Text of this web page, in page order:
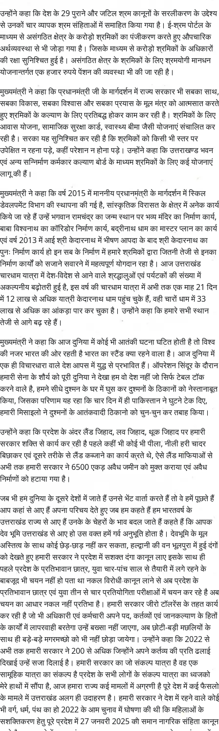
उन्होंने कहा कि देश के 29 पुराने और जटिल श्रम कानूनों के सरलीकरण के उद्देश्य
से उनकों चार व्यापक श्रम संहिताओं में समाहित किया गया है। ई-श्रम पोर्टल के
माध्यम से असंगठित क्षेत्र के करोड़ो श्रमिकों का पंजीकरण करते हुए औपचारिक
अर्थव्यवस्था से भी जोड़ा गया है। जिसके माध्यम से करोड़ो श्रमिकों के अधिकारों
की रक्षा सुनिश्चित हुई है। असंगठित क्षेत्र के श्रमिकों के लिए श्रमयोगी मानधन
योजनान्तर्गत एक हजार रुपये पेंशन की व्यवस्था भी की जा रही है।
मुख्यमंत्री ने कहा कि प्रधानमंत्री जी के मार्गदर्शन में राज्य सरकार भी सबका साथ,
सबका विकास, सबका विश्वास और सबका प्रयास के मूल मंत्र को आत्मसात करते
हुए श्रमिकों के कल्याण के लिए प्रतिबद्ध होकर काम कर रही है। श्रमिकों के लिए
आवास योजना, सामाजिक सुरक्षा कार्ड, स्वास्थ्य बीमा जैसी योजनाएं संचालित कर
रही है। सरका यह सुनिश्चित कर रही है कि श्रमिकों को किसी भी स्तर पर
उपेक्षित न रहना पड़े, कहीं परेशान न होना पड़े। उन्होंने कहा कि उत्तराखण्ड भवन
एवं अन्य सन्निर्माण कर्मकार कल्याण बोर्ड के माध्यम श्रमिकों के लिए कई योजनाएं
लागू की हैं।
मुख्यमंत्री ने कहा कि वर्ष 2015 में माननीय प्रधानमंत्री के मार्गदर्शन में स्किल
डेवलपमेंट विभाग की स्थापना की गई है, सांस्कृतिक विरासत के क्षेत्र में अनेक कार्य
किये जा रहे हैं उन्हें भगवान रामचंद्र का जन्म स्थान पर भव्य मंदिर का निर्माण कार्य,
बाबा विश्वनाथ का कॉरिडोर निर्माण कार्य, बद्रीनाथ धाम का मास्टर प्लान का कार्य
एवं वर्ष 2013 में आई श्री केदारनाथ में भीषण आपदा के बाद श्री केदारनाथ का
पुनः निर्माण कार्य हो इन सब के निर्माण में हमारे श्रमिकों द्वारा जितनी तेजी से इनका
निर्माण कार्यों को सजाने सवारने में महत्वपूर्ण योगदान रहा है। आज उत्तराखंड
चारधाम यात्रा में देश-विदेश से आने वाले श्रद्धालुओं एवं पर्यटकों की संख्या में
अकल्पनीय बढ़ोतरी हुई है, इस वर्ष की चारधाम यात्रा में अभी तक एक माह 21 दिन
में 12 लाख से अधिक यात्री केदारनाथ धाम पहुंच चुके हैं, वही चारों धाम में 33
लाख से अधिक का आंकड़ा पार कर चुका है। उन्होंने कहा कि हमारे सभी स्थान
तेजी से आगे बढ़ रहे हैं।
मुख्यमंत्री ने कहा कि आज दुनिया में कोई भी आतंकी घटना घटित होती है तो विश्व
की नजर भारत की ओर रहती है भारत का स्टैंड क्या रहने वाला है। आज दुनिया में
एक ही विचारधारा वाले देश आपस में युद्ध से प्रभावित हैं। ऑपरेशन सिंदूर के दौरान
हमारी सेना के शौर्य को पूरी दुनिया ने देखा हम वो देश नहीं जो सिर्फ टेबल टॉक
करने वाले है, हमने सीधे दुश्मन के घर में घुस कर दुश्मनों के ठिकानों को नेस्तानाबूत
किया, जिसका परिणाम यह रहा कि चार दिन में ही पाकिस्तान ने घुटने टेक दिए,
हमारी मिसाइलो ने दुश्मनों के आतंकवादी ठिकानो को चुन-चुन कर तबाह किया।
उन्होंने कहा कि प्रदेश के अंदर लैंड जिहाद, लव जिहाद, थूक जिहाद पर हमारी
सरकार शक्ति से कार्य कर रही है पहले कहीं भी कोई भी पीला, नीली हरी चादर
बिछाकर एवं दूसरे तरीके से लैंड कब्जाने का कार्य करते थे, ऐसे लैंड माफियाओं से
अभी तक हमारी सरकार ने 6500 एकड़ अवैध जमीन को मुक्त कराया एवं अवैध
निर्माणों को हटाया गया है।
जब भी हम दुनिया के दूसरे देशों में जाते हैं उनसे भेंट वार्ता करते हैं तो वे हमें पूछते हैं
आप कहां से आए हैं अपना परिचय देते हुए जब हम कहते हैं हम भारतवर्ष के
उत्तराखंड राज्य से आए हैं उनके के चेहरों के भाव बदल जाते हैं कहते हैं कि आपक
देव भूमि उत्तराखंड से आए हो उस वक्त हमें गर्व अनुभूति होता है। देवभूमि के मूल
अस्तित्व के साथ कोई छेड़-छाड़ नहीं कर सकता, हल्द्वानी की वन भूलपुरा में हुई दंगों
को देखते हुए हमारी सरकार ने प्रदेश में सशक्त दंगा कानून लाए इसके साथ ही
पहले प्रदेश के प्रतिभावान छात्र, युवा चार-पांच साल से तैयारी में लगे रहने के
बाबजूद भी चयन नहीं हो पता था नकल विरोधी कानून लाने से अब प्रदेश के
प्रतिभावान छात्र एवं युवा तीन से चार प्रतियोगिता परीक्षाओं में चयन कर रहे है अब
चयन का आधार नकल नहीं प्रतिभा है। हमारी सरकार जीरो टॉलरेंस के तहत कार्य
कर रही है जो भी अधिकारी एवं कर्मचारी अपने पद, कर्तव्यों एवं जानकल्याण के हितों
के कार्यों में लापरवाही बरतेगा उन्हें बख्सा नहीं जाएगा, अब छोटी-बड़ी मछलियों के
साथ ही बड़े-बड़े मगरमच्छो को भी नहीं छोड़ा जायेगा। उन्होंने कहा कि 2022 से
अभी तक हमारी सरकार ने 200 से अधिक जिन्होंने अपने कर्तव्य की प्रति ढलाई
दिखाई उन्हें सजा दिलाई है। हमारी सरकार का जो संकल्प यात्रा है वह एक
सामूहिक यात्रा का संकल्प है प्रदेश के सभी लोगों के संकल्प यात्रा का ध्वजको
मेरे हाथों में सौंपा है, आज हमारा राज्य कई मामलों में अग्रणी है पूरे देश में कई फैसलो
के मामले में उत्तराखंड अलग ही उदाहरण है। हमारी सरकार ने देश में रहने वाले कोई
भी वर्ग, धर्म, पंथ का हो 2022 के आम चुनाव में घोषणा की थी कि महिलाओं के
सशक्तिकरण हेतु पूरे प्रदेश में 27 जनवरी 2025 को समान नागरिक संहिता कानून